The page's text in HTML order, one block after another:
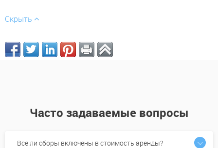
Скрыть
Часто задаваемые вопросы
Все ли сборы включены в стоимость аренды?